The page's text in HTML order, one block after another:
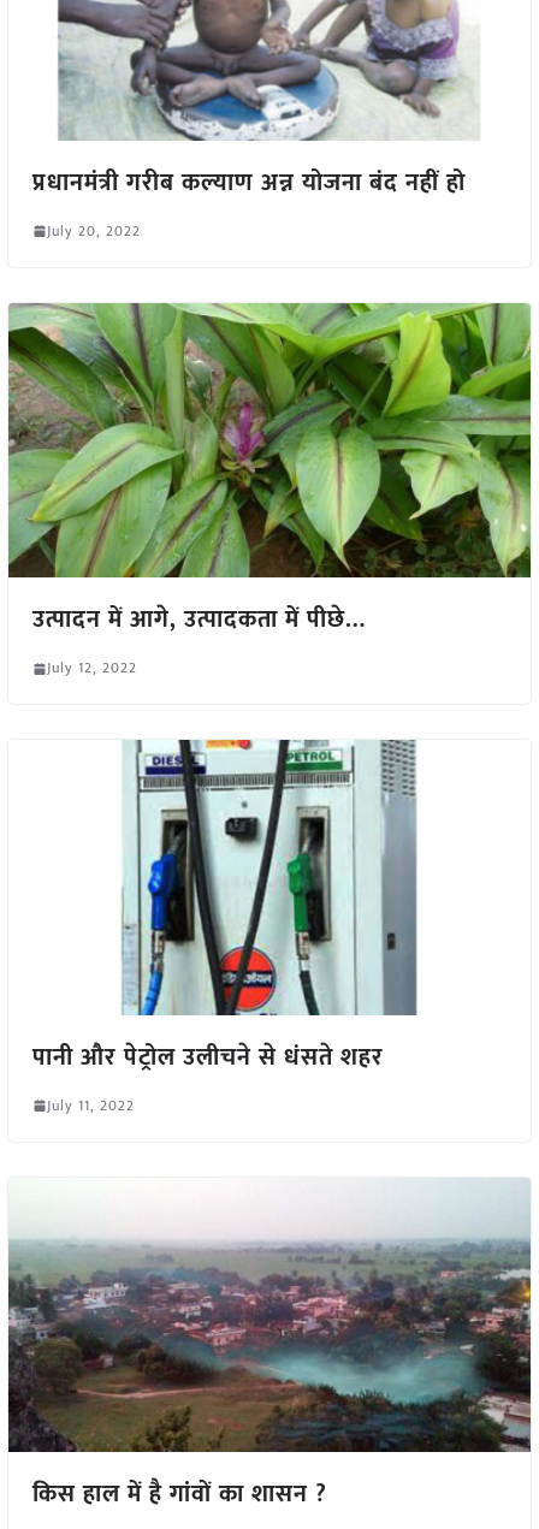
प्रधानमंत्री गरीब कल्याण अन्न योजना बंद नहीं हो
July 20, 2022
उत्पादन में आगे, उत्पादकता में पीछे…
July 12, 2022
पानी और पेट्रोल उलीचने से धंसते शहर
July 11, 2022
किस हाल में है गांवों का शासन ?